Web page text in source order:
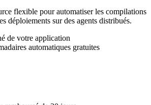
flexible pour automatiser les compilations
déploiements sur des agents distribués.
de votre application
automatiques gratuites